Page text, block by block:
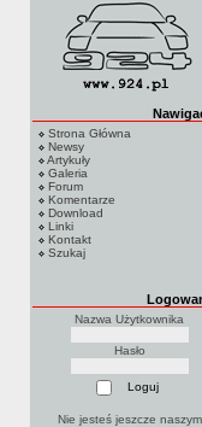
Strona Główna
Newsy
Artykuły
Galeria
Forum
Komentarze
Download
Linki
Kontakt
Szukaj
Nazwa Użytkownika
Hasło
Nie jesteś jeszcze naszym